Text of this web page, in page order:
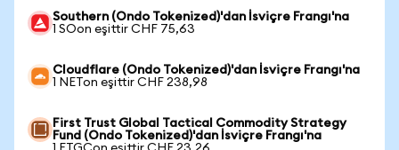
Southern (Ondo Tokenized)'dan İsviçre Frangı'na
1 SOon eşittir CHF 75,63
Cloudflare (Ondo Tokenized)'dan İsviçre Frangı'na
1 NETon eşittir CHF 238,98
First Trust Global Tactical Commodity Strategy
Fund (Ondo Tokenized)'dan İsviçre Frangı'na